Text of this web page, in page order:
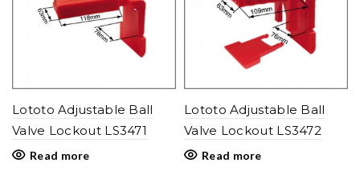
Lototo Adjustable Ball
Valve Lockout LS3471
Read more
Lototo Adjustable Ball
Valve Lockout LS3472
Read more